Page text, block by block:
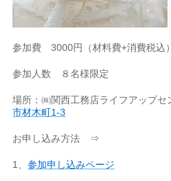
参加費 3000円（材料費+消費税込）
参加人数 ８名様限定
場所：㈱関西工務店ライフアッ
市材木町1-3
お申し込み方法 ⇒
1、参加申し込みページ